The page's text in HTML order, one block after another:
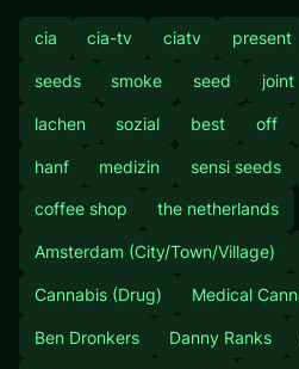
cia cia-tv ciatv present
seeds smoke seed joint
lachen sozial best off
hanf medizin sensi seeds
coffee shop the netherlands
Amsterdam (City/Town/Village)
Cannabis (Drug) Medical
Ben Dronkers Danny Ranks